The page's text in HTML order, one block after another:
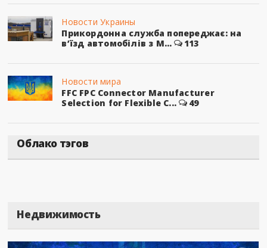
Новости Украины
Прикордонна служба попереджає: на
в’їзд автомобілів з М...
113
Новости мира
FFC FPC Connector Manufacturer
Selection for Flexible C...
49
Облако тэгов
Недвижимость